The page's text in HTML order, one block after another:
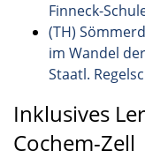
Finneck-
(TH)
im Wandel
Staatl.
Inklusives
Cochem-Zell